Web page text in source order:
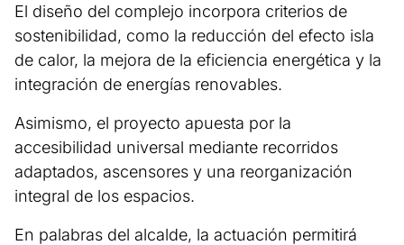
El diseño del complejo incorpora criterios de
sostenibilidad, como la reducción del efecto isla
de calor, la mejora de la eficiencia energética y la
integración de energías renovables.
Asimismo, el proyecto apuesta por la
accesibilidad universal mediante recorridos
adaptados, ascensores y una reorganización
integral de los espacios.
En palabras del alcalde, la actuación permitirá